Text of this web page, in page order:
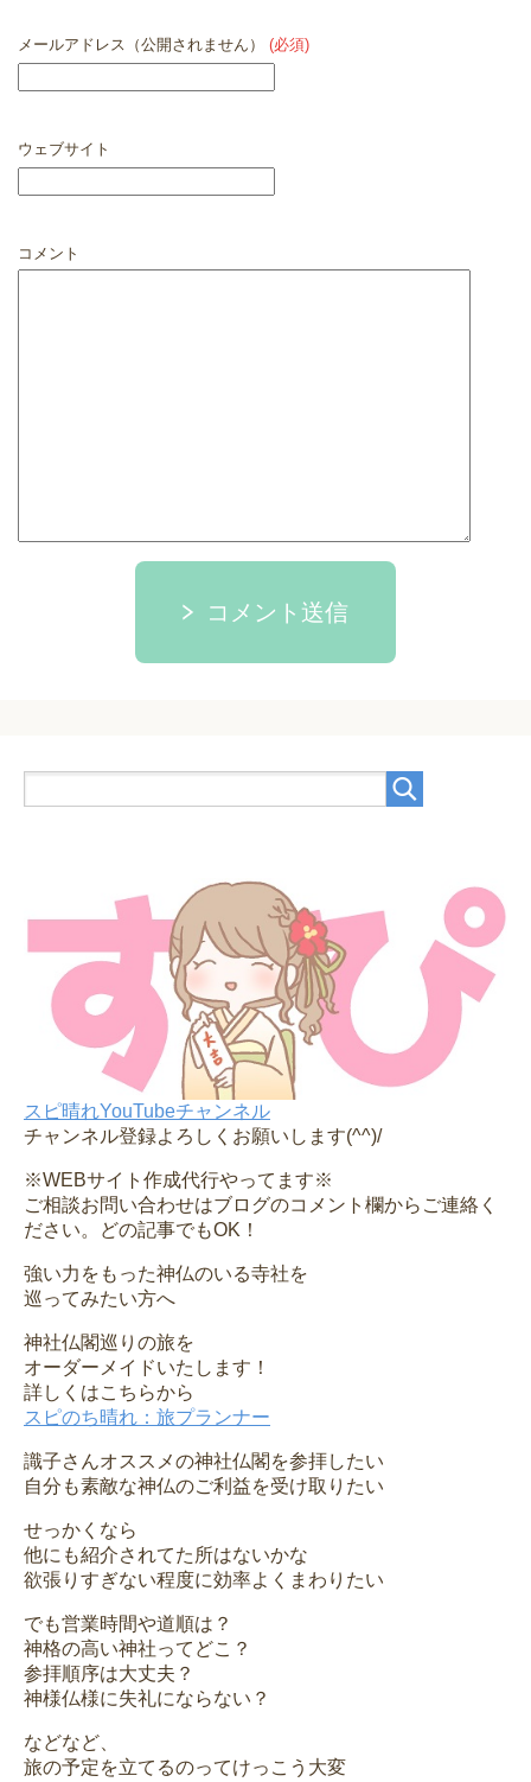
メールアドレス（公開されません） (必須)
ウェブサイト
コメント
コメント送信
スピ晴れYouTubeチャンネル
チャンネル登録よろしくお願いします(^^)/
※WEBサイト作成代行やってます※
ご相談お問い合わせはブログのコメント欄からご連絡く
ださい。どの記事でもOK！
強い力をもった神仏のいる寺社を
巡ってみたい方へ
神社仏閣巡りの旅を
オーダーメイドいたします！
詳しくはこちらから
スピのち晴れ：旅プランナー
識子さんオススメの神社仏閣を参拝したい
自分も素敵な神仏のご利益を受け取りたい
せっかくなら
他にも紹介されてた所はないかな
欲張りすぎない程度に効率よくまわりたい
でも営業時間や道順は？
神格の高い神社ってどこ？
参拝順序は大丈夫？
神様仏様に失礼にならない？
などなど、
旅の予定を立てるのってけっこう大変